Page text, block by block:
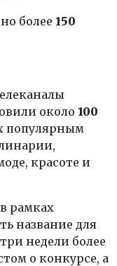
более 150
около 100
популярным
красоте и
рамках
название для
недели более
о конкурсе, а